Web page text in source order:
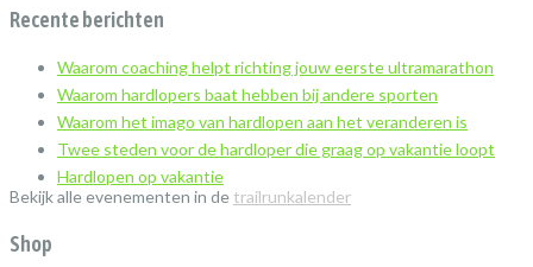
Recente berichten
Waarom coaching helpt richting jouw eerste ultramarathon
Waarom hardlopers baat hebben bij andere sporten
Waarom het imago van hardlopen aan het veranderen is
Twee steden voor de hardloper die graag op vakantie loopt
Hardlopen op vakantie
Bekijk alle evenementen in de trailrunkalender
Shop